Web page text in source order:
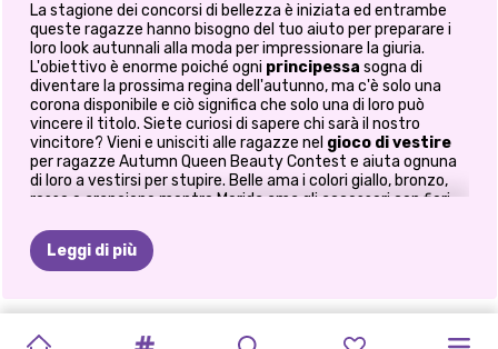
La stagione dei concorsi di bellezza è iniziata ed entrambe
queste ragazze hanno bisogno del tuo aiuto per preparare i
loro look autunnali alla moda per impressionare la giuria.
L'obiettivo è enorme poiché ogni principessa sogna di
diventare la prossima regina dell'autunno, ma c'è solo una
corona disponibile e ciò significa che solo una di loro può
vincere il titolo. Siete curiosi di sapere chi sarà il nostro
vincitore? Vieni e unisciti alle ragazze nel gioco di vestire
per ragazze Autumn Queen Beauty Contest e aiuta ognuna
di loro a vestirsi per stupire. Belle ama i colori giallo, bronzo,
rosso e arancione mentre Merida ama gli accessori con fiori
tuoi accessori preferiti e crea due look sbalorditivi che
valgono il titolo di Autumn Queen. Assicurati di completare il
look finale di ogni ragazza con un
Prinxy.app!
Leggi di più
SORORITY
FASHIONISTA
CAMBIO LO